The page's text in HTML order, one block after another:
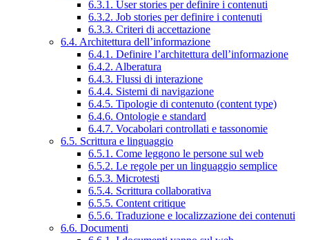
6.3.1. User stories per definire i contenuti
6.3.2. Job stories per definire i contenuti
6.3.3. Criteri di accettazione
6.4. Architettura dell’informazione
6.4.1. Definire l’architettura dell’informazione
6.4.2. Alberatura
6.4.3. Flussi di interazione
6.4.4. Sistemi di navigazione
6.4.5. Tipologie di contenuto (content type)
6.4.6. Ontologie e standard
6.4.7. Vocabolari controllati e tassonomie
6.5. Scrittura e linguaggio
6.5.1. Come leggono le persone sul web
6.5.2. Le regole per un linguaggio semplice
6.5.3. Microtesti
6.5.4. Scrittura collaborativa
6.5.5. Content critique
6.5.6. Traduzione e localizzazione dei contenuti
6.6. Documenti